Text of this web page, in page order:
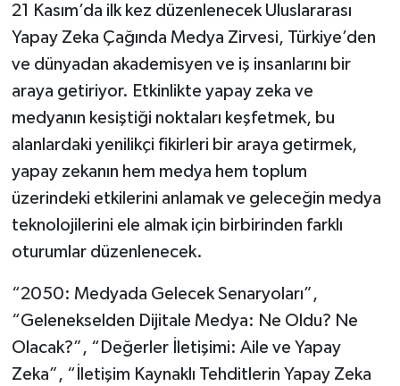
21 Kasım’da ilk kez düzenlenecek Uluslararası
Yapay Zeka Çağında Medya Zirvesi, Türkiye’den
ve dünyadan akademisyen ve iş insanlarını bir
araya getiriyor. Etkinlikte yapay zeka ve
medyanın kesiştiği noktaları keşfetmek, bu
alanlardaki yenilikçi fikirleri bir araya getirmek,
yapay zekanın hem medya hem toplum
üzerindeki etkilerini anlamak ve geleceğin medya
teknolojilerini ele almak için birbirinden farklı
oturumlar düzenlenecek.
“2050: Medyada Gelecek Senaryoları”,
“Gelenekselden Dijitale Medya: Ne Oldu? Ne
Olacak?”, “Değerler İletişimi: Aile ve Yapay
Zeka”, “İletişim Kaynaklı Tehditlerin Yapay Zeka